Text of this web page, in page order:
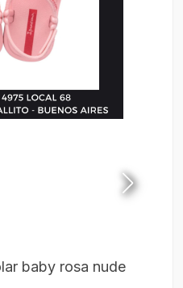
baby rosa nude